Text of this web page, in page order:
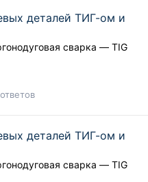
деталей ТИГ-ом и
сварка — TIG
деталей ТИГ-ом и
сварка — TIG